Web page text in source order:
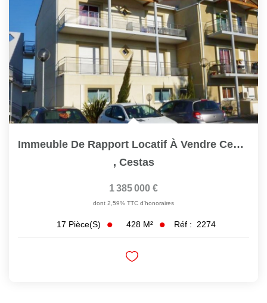
Immeuble De Rapport Locatif À Vendre Cestas 17 Pièce(s) 428...
, Cestas
1 385 000 €
dont 2,59% TTC d'honoraires
17 Pièce(s) 428 M² Réf : 2274